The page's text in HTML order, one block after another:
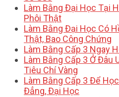
Làm Bằng Đại Học Tại
Phôi Thật
Làm Bằng Đại Học Có
Thật, Bao Công Chứng
Làm Bằng Cấp 3 Ngay
Làm Bằng Cấp 3 Ở Đâu
Tiêu Chí Vàng
Làm Bằng Cấp 3 Để
Đẳng, Đại Học